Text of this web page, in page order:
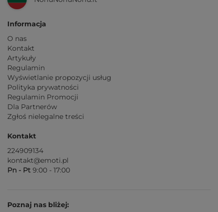
Informacja
O nas
Kontakt
Artykuły
Regulamin
Wyświetlanie propozycji usług
Polityka prywatności
Regulamin Promocji
Dla Partnerów
Zgłoś nielegalne treści
Kontakt
224909134
kontakt@emoti.pl
Pn - Pt 9:00 - 17:00
Poznaj nas bliżej: